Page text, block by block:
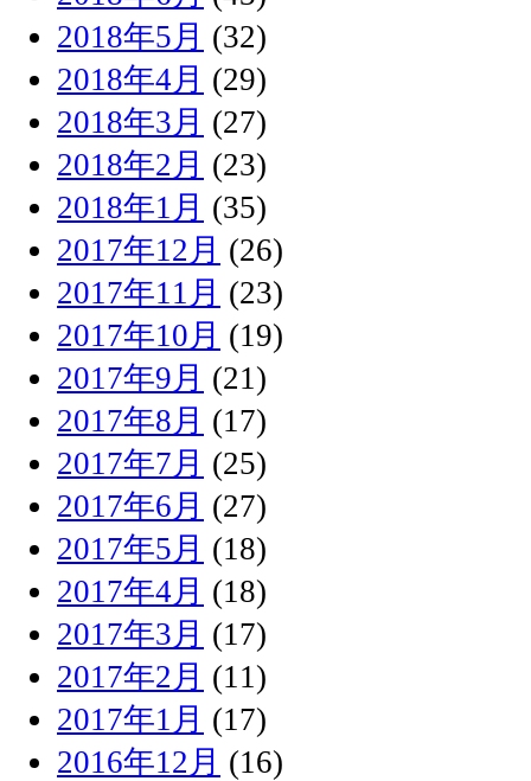
2018年5月 (32)
2018年4月 (29)
2018年3月 (27)
2018年2月 (23)
2018年1月 (35)
2017年12月 (26)
2017年11月 (23)
2017年10月 (19)
2017年9月 (21)
2017年8月 (17)
2017年7月 (25)
2017年6月 (27)
2017年5月 (18)
2017年4月 (18)
2017年3月 (17)
2017年2月 (11)
2017年1月 (17)
2016年12月 (16)